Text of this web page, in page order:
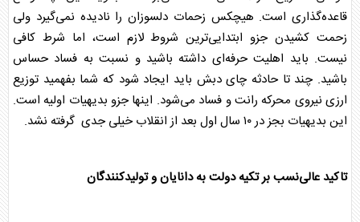
قاعده‌گذاری است. هیچکس زحمات دلسوزان را نادیده نمی‌گیرد ولی
زحمت کشیدن جزو ابتدایی‌ترین شروط لازم است، اما شرط کافی
نیست. باید اهلیت حرفه‌ای داشته باشید و نسبت به فساد حساس
باشید. چند تا حادثه چای دبش باید ایجاد شود که شما بفهمید توزیع
ارزی نیروی محرکه رانت و فساد می‌شود. اینها جزو بدیهیات اولیه است.
این بدیهیات بجز در ۱۰ سال اول بعد از انقلاب خیلی جدی گرفته نشد.
تاکید عالی‌نسب بر تکیه دولت به دانایان و تولیدکنندگان